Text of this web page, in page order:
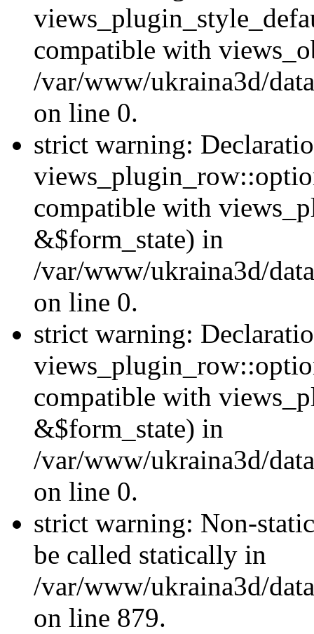
compatible with
/var/www/ukraina3d/
on line 0.
strict warning:
compatible with
&$form_state) in
/var/www/ukraina3d/
on line 0.
strict warning:
compatible with
&$form_state) in
/var/www/ukraina3d/
on line 0.
strict warning: Non-
be called statically in
/var/www/ukraina3d/
on line 879.